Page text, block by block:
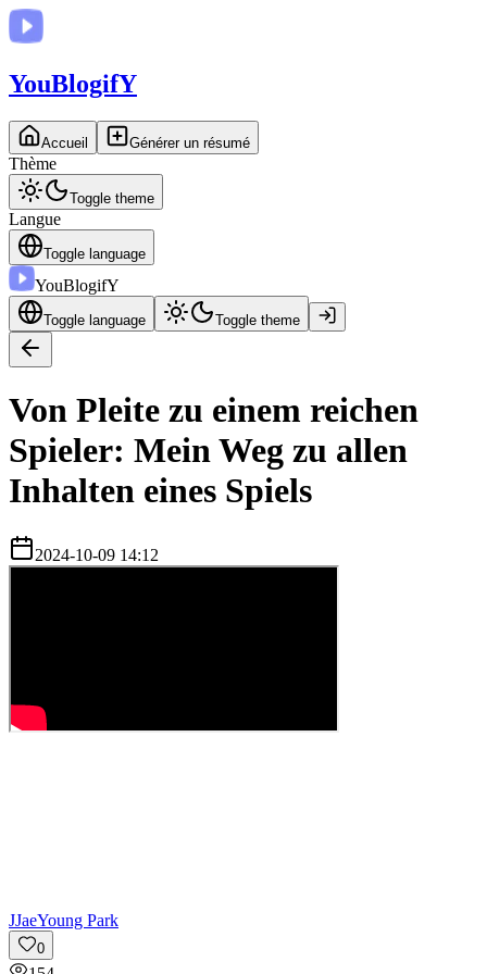
YouBlogifY
Accueil Générer un résumé
Thème
Toggle theme
Langue
Toggle language
YouBlogifY
Toggle language Toggle theme
Von Pleite zu einem reichen
Spieler: Mein Weg zu allen
Inhalten eines Spiels
2024-10-09 14:12
JJaeYoung Park
0